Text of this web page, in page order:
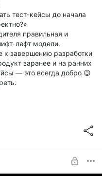
тест-кейсы до начала
правильная и
лефт модели.
к завершению разработки
заранее и на ранних
— это всегда добро 😉